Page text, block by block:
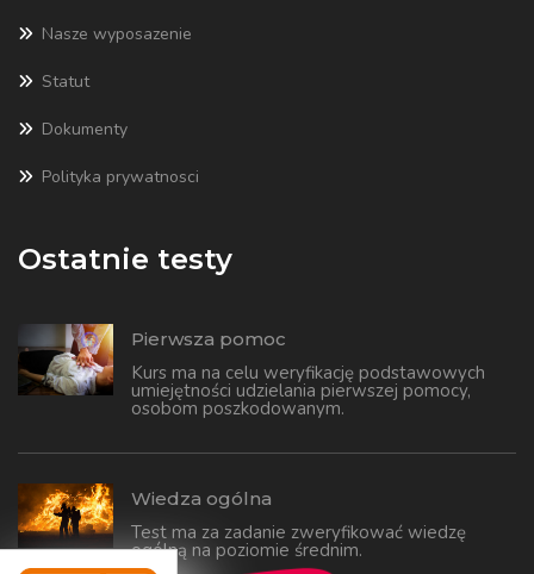
Nasze wyposazenie
Statut
Dokumenty
Polityka prywatnosci
Ostatnie testy
Pierwsza pomoc
Kurs ma na celu weryfikację podstawowych
umiejętności udzielania pierwszej pomocy,
osobom poszkodowanym.
Wiedza ogólna
Test ma za zadanie zweryfikować wiedzę
ogólną na poziomie średnim.